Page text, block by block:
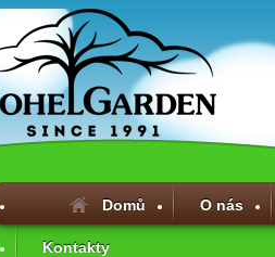
Domů O nás
Kontakty